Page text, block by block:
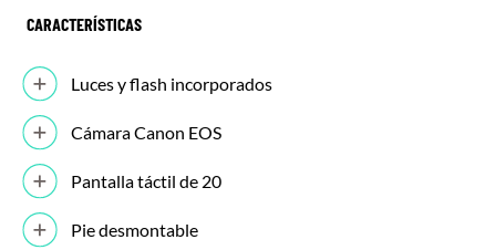
CARACTERÍSTICAS
Luces y flash incorporados
Cámara Canon EOS
Pantalla táctil de 20
Pie desmontable